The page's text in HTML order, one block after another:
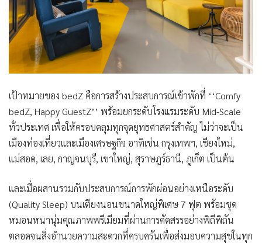
เป้าหมายของ bedZคือการสร้างประสบการณ์เข้าพักที่ ‘‘Comfy
bedZ, Happy GuestZ’’ พร้อมยกระดับโรงแรมระดับ Mid-Scale
ทั่วประเทศ เพื่อให้ครอบคลุมทุกจุดยุทธศาสตร์สำคัญ ไม่ว่าจะเป็น
เมืองท่องเที่ยวและเมืองเศรษฐกิจ อาทิเช่น กรุงเทพฯ, เชียงใหม่,
แม่สอด, เลย, กาญจนบุรี, เขาใหญ่, สุราษฎร์ธานี, ภูเก็ต เป็นต้น
และเมื่อผสานรวมกับประสบการณ์การพักผ่อนอย่างเหนือระดับ
(Quality Sleep) บนเตียงนอนขนาดใหญ่พิเศษ 7 ฟุต พร้อมชุด
หมอนหนานุ่มคุณภาพพรีเมียมที่ผ่านการคัดสรรอย่างพิถีพิถัน
ตลอดจนสิ่งอำนวยความสะดวกที่ครบครันเพื่อส่งมอบความสุขในทุก